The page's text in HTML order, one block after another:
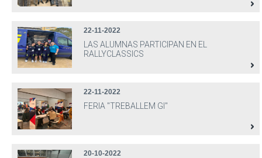
22-11-2022
LAS ALUMNAS PARTICIPAN EN EL
RALLYCLASSICS
22-11-2022
FERIA "TREBALLEM GI"
20-10-2022